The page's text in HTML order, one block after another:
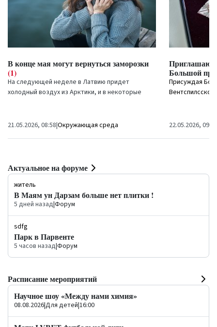
В конце мая могут вернуться заморозки
(1)
На следующей неделе в Латвию придет
холодный воздух из Арктики, и в некоторые
21.05.2026, 08:58|Окружающая среда
Приглашают
Большой
Присуждая
22.05.2026, 09:27
Актуальное на форуме
житель
В Маям ун Дарзам больше нет плитки !
5 дней назад|Форум
sdfg
Парк в Парвенте
5 часов назад|Форум
Расписание мероприятий
Научное шоу «Между нами химия»
08.08.2026|Для детей|16:00